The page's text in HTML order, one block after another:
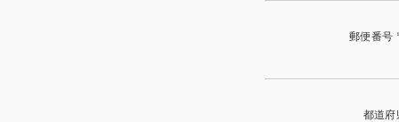
郵便番号
都道府